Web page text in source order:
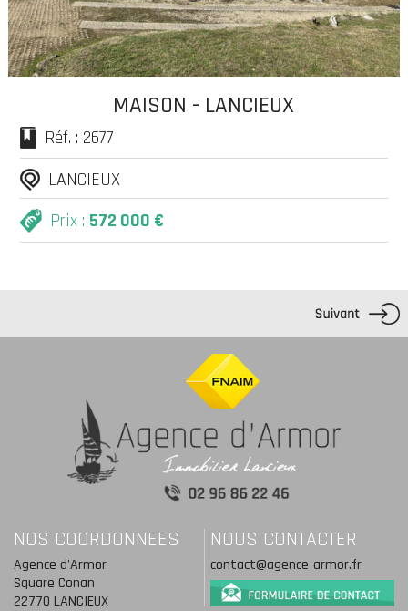
MAISON - LANCIEUX
Réf. : 2677
LANCIEUX
Prix : 572 000 €
NOS COORDONNEES
Agence d'Armor
Square Conan
22770 LANCIEUX
NOUS CONTACTER
contact@agence-armor.fr